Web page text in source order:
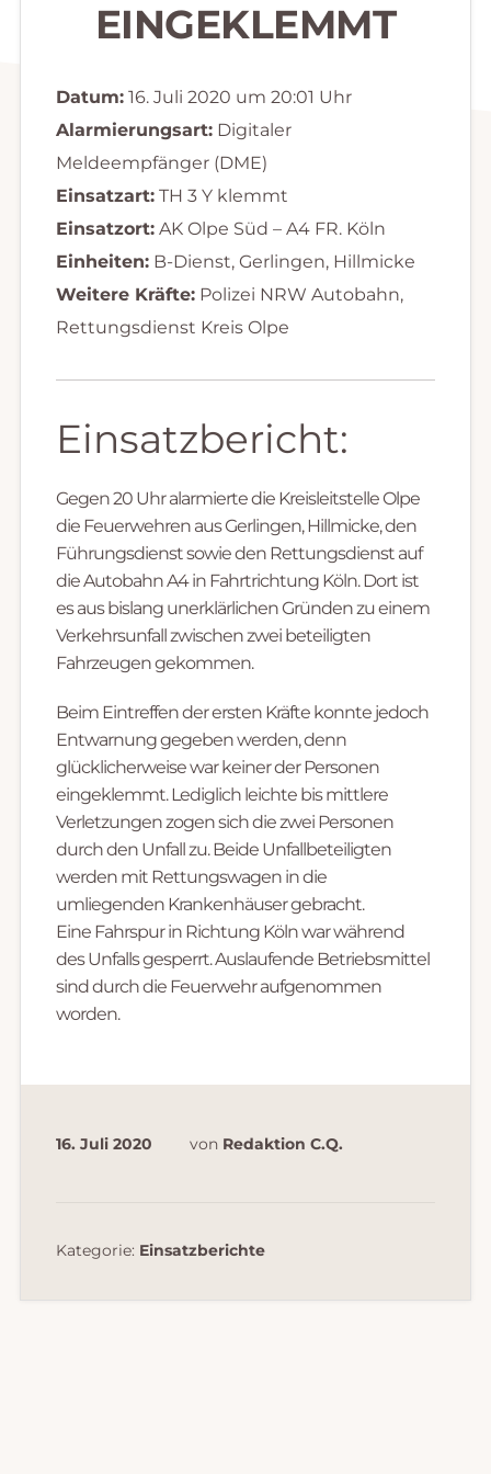
EINGEKLEMMT
Datum:16. Juli 2020 um 20:01 Uhr
Alarmierungsart:Digitaler
Meldeempfänger (DME)
Einsatzart:TH 3 Y klemmt
Einsatzort:AK Olpe Süd – A4 FR. Köln
Einheiten:B-Dienst, Gerlingen, Hillmicke
Weitere Kräfte:Polizei NRW Autobahn,
Rettungsdienst Kreis Olpe
Einsatzbericht:
Gegen 20 Uhr alarmierte die Kreisleitstelle Olpe
die Feuerwehren aus Gerlingen, Hillmicke, den
Führungsdienst sowie den Rettungsdienst auf
die Autobahn A4 in Fahrtrichtung Köln. Dort ist
es aus bislang unerklärlichen Gründen zu einem
Verkehrsunfall zwischen zwei beteiligten
Fahrzeugen gekommen.
Beim Eintreffen der ersten Kräfte konnte jedoch
Entwarnung gegeben werden, denn
glücklicherweise war keiner der Personen
eingeklemmt. Lediglich leichte bis mittlere
Verletzungen zogen sich die zwei Personen
durch den Unfall zu. Beide Unfallbeteiligten
werden mit Rettungswagen in die
umliegenden Krankenhäuser gebracht.
Eine Fahrspur in Richtung Köln war während
des Unfalls gesperrt. Auslaufende Betriebsmittel
sind durch die Feuerwehr aufgenommen
worden.
16. Juli 2020 von Redaktion C.Q.
Kategorie: Einsatzberichte